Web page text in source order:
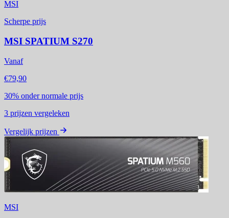
MSI
Scherpe prijs
MSI SPATIUM S270
Vanaf
€79,90
30% onder normale prijs
3 prijzen vergeleken
Vergelijk prijzen
MSI